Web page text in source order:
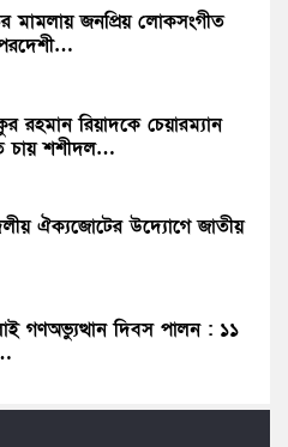
মামলায় জনপ্রিয় লোকসংগীত
রিয়াদকে চেয়ারম্যান
চায় শশীদল…
ঐক্যজোটের উদ্যোগে জাতীয়
গণঅভ্যুত্থান দিবস পালন : ১১